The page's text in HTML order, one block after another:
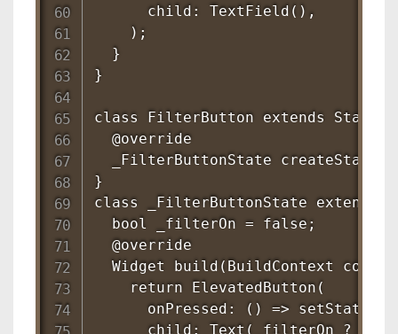
      child: TextField(),
    );
  }
}
class FilterButton extends
  @override
_FilterButtonState
}
class _FilterButtonState extends
  bool _filterOn = false;
  @override
Widget build(BuildContext
    return ElevatedButton(
onPressed: () =>
child: Text(_filterOn ? '已筛